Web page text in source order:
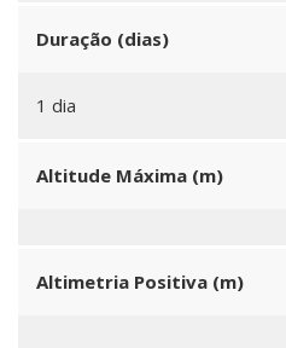
Duração (dias)
1 dia
Altitude Máxima (m)
Altimetria Positiva (m)